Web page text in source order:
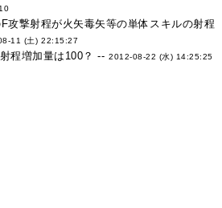
攻撃射程が火矢毒矢等の単体スキルの射程
11 (土) 22:15:27
程増加量は100？ -- 2012-08-22 (水) 14:25:25